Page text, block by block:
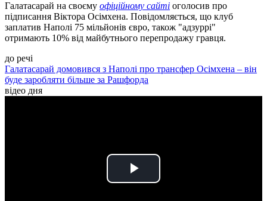
Галатасарай на своєму офіційному сайті оголосив про
підписання Віктора Осімхена. Повідомляється, що клуб
заплатив Наполі 75 мільйонів євро, також "адзуррі"
отримають 10% від майбутнього перепродажу гравця.
до речі
Галатасарай домовився з Наполі про трансфер Осімхена – він
буде заробляти більше за Рашфорда
відео дня
Play